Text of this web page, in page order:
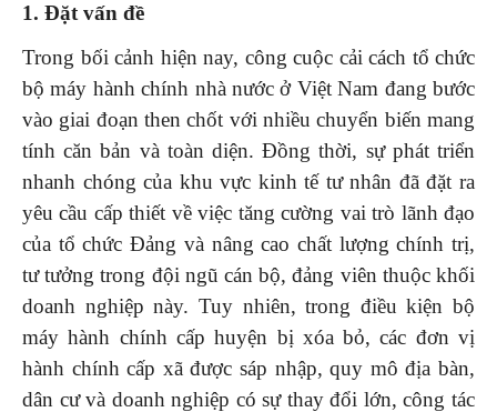
1. Đặt vấn đề
Trong bối cảnh hiện nay, công cuộc cải cách tổ chức
bộ máy hành chính nhà nước ở Việt Nam đang bước
vào giai đoạn then chốt với nhiều chuyển biến mang
tính căn bản và toàn diện. Đồng thời, sự phát triển
nhanh chóng của khu vực kinh tế tư nhân đã đặt ra
yêu cầu cấp thiết về việc tăng cường vai trò lãnh đạo
của tổ chức Đảng và nâng cao chất lượng chính trị,
tư tưởng trong đội ngũ cán bộ, đảng viên thuộc khối
doanh nghiệp này. Tuy nhiên, trong điều kiện bộ
máy hành chính cấp huyện bị xóa bỏ, các đơn vị
hành chính cấp xã được sáp nhập, quy mô địa bàn,
dân cư và doanh nghiệp có sự thay đổi lớn, công tác